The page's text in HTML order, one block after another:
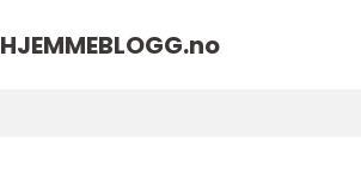
HJEMMEBLOGG.no